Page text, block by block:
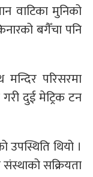
वाटिका मुनिको
बगैँचा पनि
परिसरमा
दुई मेट्रिक टन
थियो ।
सक्रियता